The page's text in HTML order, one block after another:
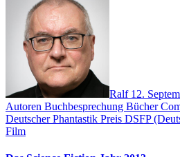
Ralf 12.
Autoren Buchbesprechung Bücher
Deutscher Phantastik Preis DSFP
Film